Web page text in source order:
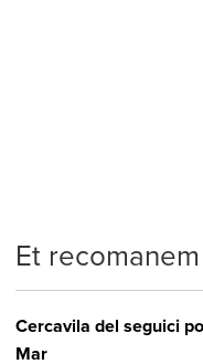
Et recomanem
Cercavila del seguici
Mar